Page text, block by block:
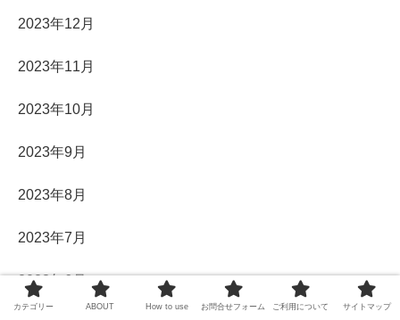
2023年12月
2023年11月
2023年10月
2023年9月
2023年8月
2023年7月
2023年6月
カテゴリー ABOUT How to use お問合せフォーム ご利用について サイトマップ